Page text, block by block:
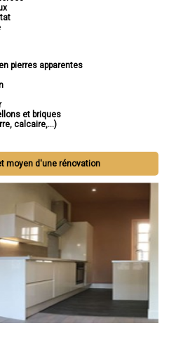
pierres apparentes
et briques
calcaire,...)
moyen d'une rénovation